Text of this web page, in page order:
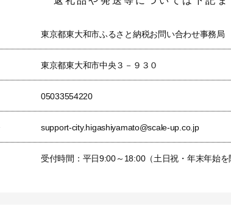
きるまちづくりに活用させていただきます。
、地域の歴史や文化に親しむための環境づくりにも取り組み
意事項】
心、「平和への熱い想い」（変電所保存のための寄附）を
定寄附）」に振り替えさせていただきますので、予めご了承く
東京都東大和市ふるさと納税お問い合わせ事務局
東京都東大和市中央３－９３０
05033554220
support-city.higashiyamato@scale-up.co.jp
受付時間：平日9:00～18:00（土日祝・年末年始を